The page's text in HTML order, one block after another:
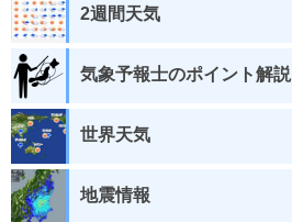
2週間天気
気象予報士のポイント解説
世界天気
地震情報